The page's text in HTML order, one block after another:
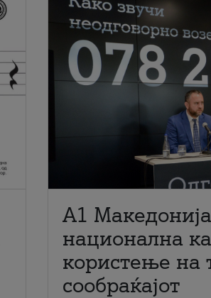
A1
национална
користење на
сообраќајот